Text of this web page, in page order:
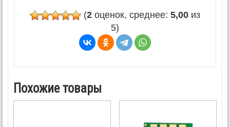
(2 оценок, среднее: 5,00 из
5)
Похожие товары